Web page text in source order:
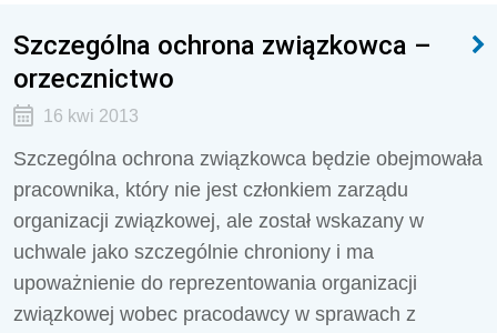
Szczególna ochrona związkowca –
orzecznictwo
16 kwi 2013
Szczególna ochrona związkowca będzie obejmowała
pracownika, który nie jest członkiem zarządu
organizacji związkowej, ale został wskazany w
uchwale jako szczególnie chroniony i ma
upoważnienie do reprezentowania organizacji
związkowej wobec pracodawcy w sprawach z